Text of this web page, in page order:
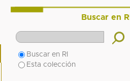
Buscar en RI
Buscar en RI
Esta colección